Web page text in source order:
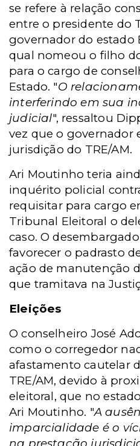
se refere à relação
entre o presidente do
governador do estado
qual nomeou o filho
para o cargo de
Estado. "O
interferindo em sua
judicial", ressaltou
vez que o governador
jurisdição do TRE/AM.
Ari Moutinho teria
inquérito policial
requisitar para cargo
Tribunal Eleitoral o
caso. O
favorecer o padrasto
ação de manutenção
que tramitava na
Eleições
O conselheiro José
como o corregedor
afastamento cautelar
TRE/AM, devido à
eleitoral, que no
Ari Moutinho. "A
imparcialidade é o